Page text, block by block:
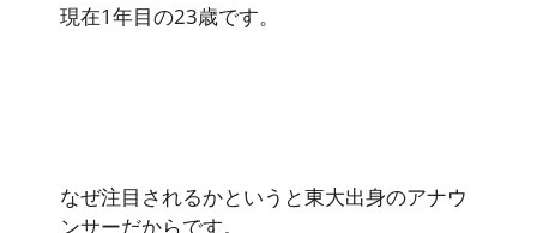
現在1年目の23歳です。
なぜ注目されるかというと東大出身のアナウ
ンサーだからです。